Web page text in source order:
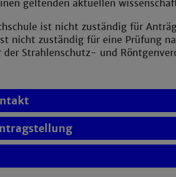
geltenden aktuellen
ist nicht zuständig für
nicht zuständig für eine Prüfung
der Strahlenschutz- und